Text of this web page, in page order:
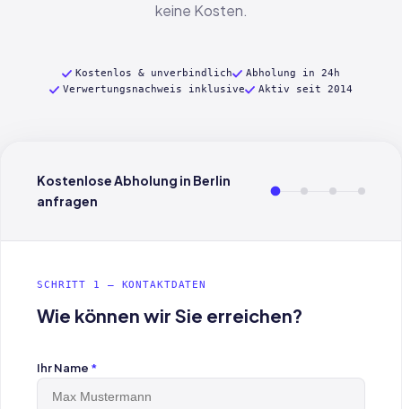
keine Kosten.
Kostenlos & unverbindlich
Abholung in 24h
Verwertungsnachweis inklusive
Aktiv seit 2014
Kostenlose Abholung in Berlin
anfragen
SCHRITT 1 — KONTAKTDATEN
Wie können wir Sie erreichen?
Ihr Name *